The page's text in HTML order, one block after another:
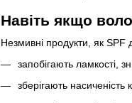
Навіть якщо
Незмивні продукти, як
запобігають ламкості,
зберігають